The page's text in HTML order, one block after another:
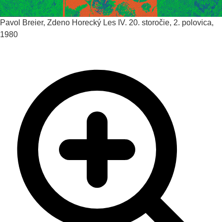
Pavol Breier, Zdeno Horecký Les IV. 20. storočie, 2. polovica,
1980